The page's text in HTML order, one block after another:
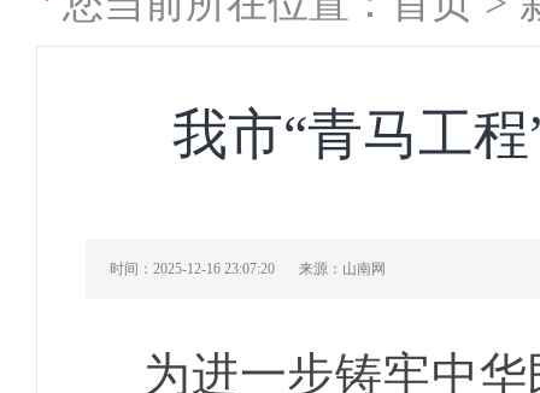
我市“青马工
时间：2025-12-16 23:07:20 来源：山南网
为进一步铸牢中